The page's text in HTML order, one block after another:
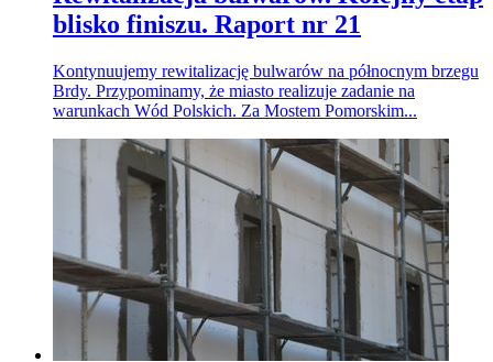
blisko finiszu. Raport nr 21
Kontynuujemy rewitalizację bulwarów na północnym brzegu
Brdy. Przypominamy, że miasto realizuje zadanie na
warunkach Wód Polskich. Za Mostem Pomorskim...